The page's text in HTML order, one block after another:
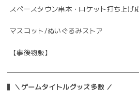
スペースタウン串本・ロケット打ち上げ
マスコット/ぬいぐるみストア
【事後物販】
＼ゲームタイトルグッズ多数 ／